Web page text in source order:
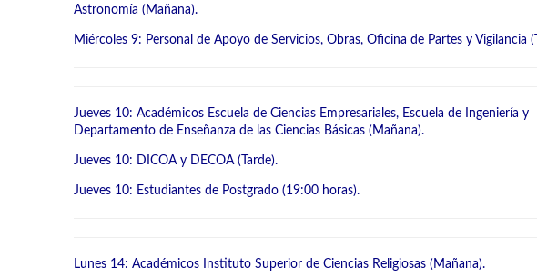
Astronomía (Mañana).
Miércoles 9: Personal de Apoyo de Servicios, Obras, Oficina de Partes y Vigilancia
Jueves 10: Académicos Escuela de Ciencias Empresariales, Escuela de Ingeniería y
Departamento de Enseñanza de las Ciencias Básicas (Mañana).
Jueves 10: DICOA y DECOA (Tarde).
Jueves 10: Estudiantes de Postgrado (19:00 horas).
Lunes 14: Académicos Instituto Superior de Ciencias Religiosas (Mañana).